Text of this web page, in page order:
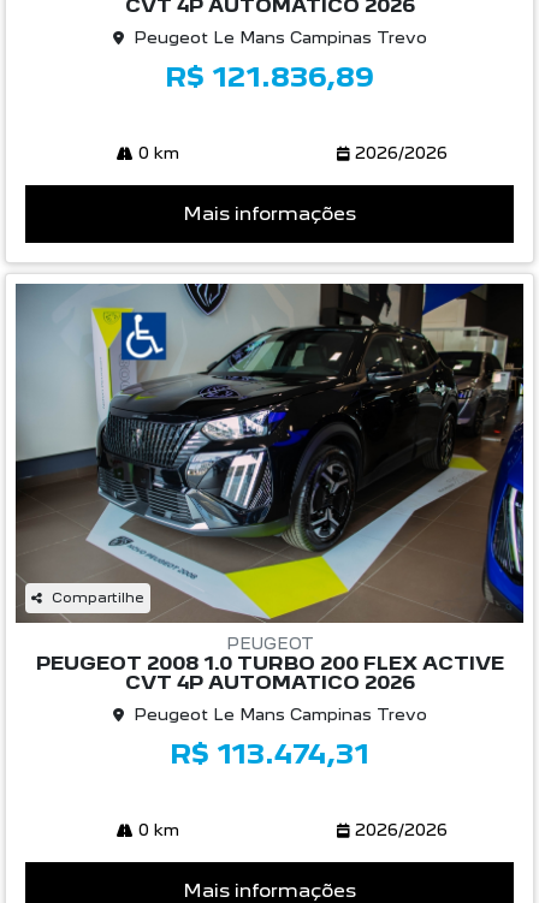
CVT 4P AUTOMATICO 2026
Peugeot Le Mans Campinas Trevo
R$ 121.836,89
0 km 2026/2026
Mais informações
Compartilhe
PEUGEOT
PEUGEOT 2008 1.0 TURBO 200 FLEX ACTIVE
CVT 4P AUTOMATICO 2026
Peugeot Le Mans Campinas Trevo
R$ 113.474,31
0 km 2026/2026
Mais informações